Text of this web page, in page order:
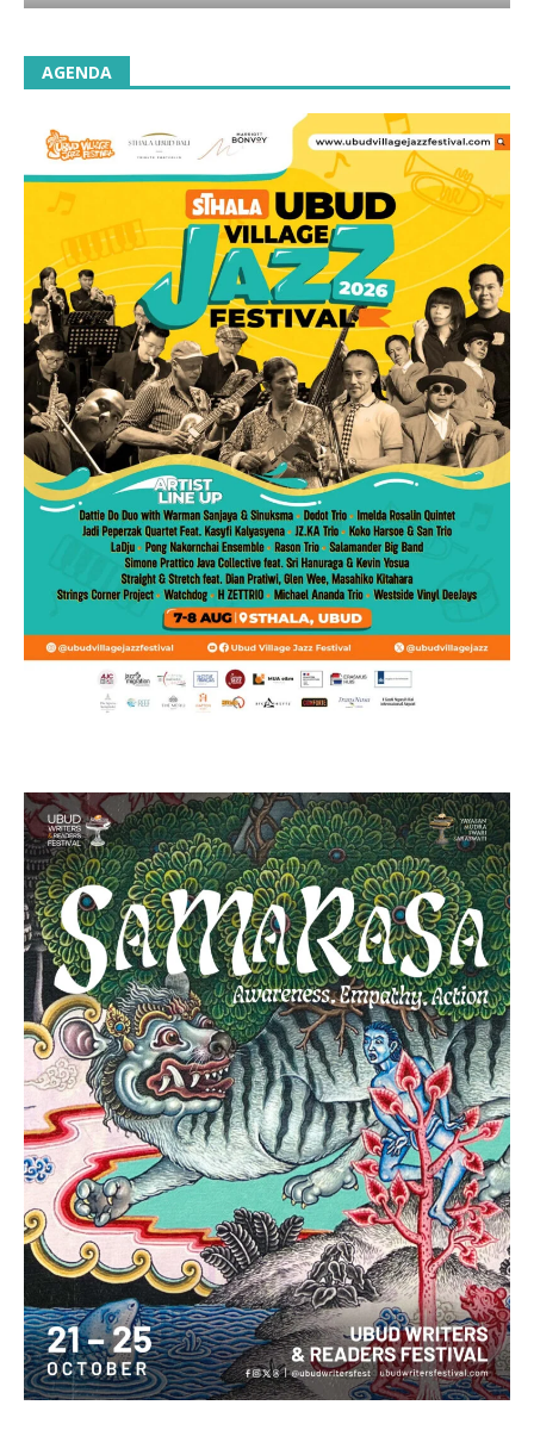
AGENDA